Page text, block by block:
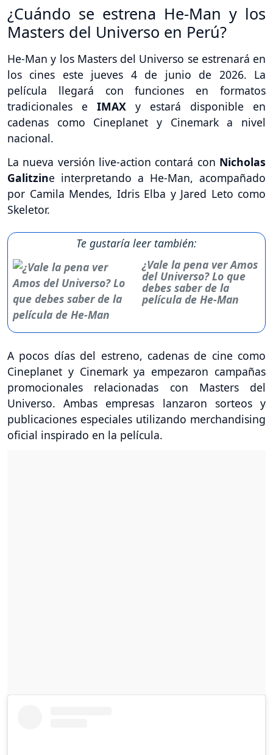
¿Cuándo se estrena He-Man y los
Masters del Universo en Perú?
He-Man y los Masters del Universo se estrenará en
los cines este jueves 4 de junio de 2026. La
película llegará con funciones en formatos
tradicionales e IMAX y estará disponible en
cadenas como Cineplanet y Cinemark a nivel
nacional.
La nueva versión live-action contará con Nicholas
Galitzine interpretando a He-Man, acompañado
por Camila Mendes, Idris Elba y Jared Leto como
Skeletor.
Te gustaría leer también:
¿Vale la pena ver Amos
del Universo? Lo que
debes saber de la
película de He-Man
A pocos días del estreno, cadenas de cine como
Cineplanet y Cinemark ya empezaron campañas
promocionales relacionadas con Masters del
Universo. Ambas empresas lanzaron sorteos y
publicaciones especiales utilizando merchandising
oficial inspirado en la película.